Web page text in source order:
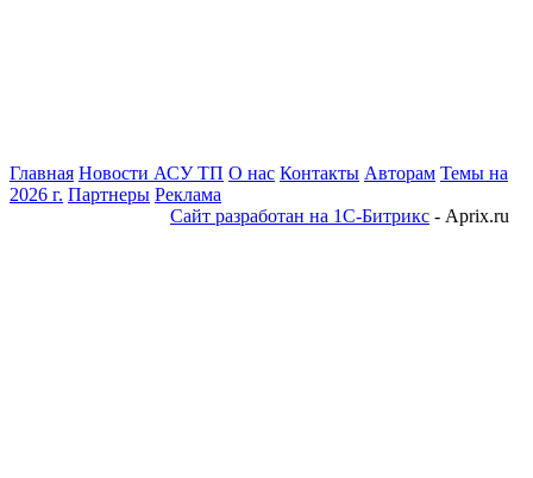
Главная Новости АСУ ТП О нас Контакты Авторам Темы на
2026 г. Партнеры Реклама
Сайт разработан на 1С-Битрикс - Aprix.ru